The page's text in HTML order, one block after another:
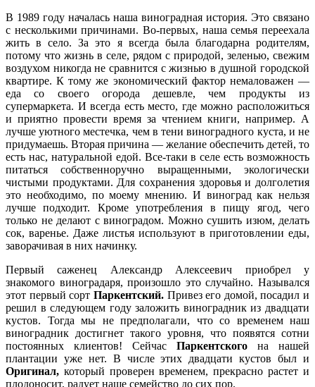
В 1989 году началась наша виноградная история. Это связано
с несколькими причинами. Во-первых, наша семья переехала
жить в село. За это я всегда была благодарна родителям,
потому что жизнь в селе, рядом с природой, зеленью, свежим
воздухом никогда не сравнится с жизнью в душной городской
квартире. К тому же экономический фактор немаловажен —
еда со своего огорода дешевле, чем продукты из
супермаркета. И всегда есть место, где можно расположиться
и приятно провести время за чтением книги, например. А
лучше уютного местечка, чем в тени виноградного куста, и не
придумаешь. Вторая причина — желание обеспечить детей, то
есть нас, натуральной едой. Все-таки в селе есть возможность
питаться собственноручно выращенными, экологически
чистыми продуктами. Для сохранения здоровья и долголетия
это необходимо, по моему мнению. И виноград как нельзя
лучше подходит. Кроме употребления в пищу ягод, чего
только не делают с виноградом. Можно сушить изюм, делать
сок, варенье. Даже листья используют в приготовлении еды,
заворачивая в них начинку.
Первый саженец Александр Алексеевич приобрел у
знакомого виноградаря, произошло это случайно. Назывался
этот первый сорт Паркентский.Привез его домой, посадил и
решил в следующем году заложить виноградник из двадцати
кустов. Тогда мы не предполагали, что со временем наш
виноградник достигнет такого уровня, что появятся сотни
постоянных клиентов! Сейчас Паркентского на нашей
плантации уже нет. В числе этих двадцати кустов был и
Оригинал, который проверен временем, прекрасно растет и
плодоносит, радует наше семейство до сих пор.